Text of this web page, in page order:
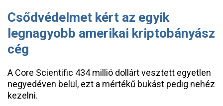
Csődvédelmet kért az egyik
legnagyobb amerikai kriptobányász
cég
A Core Scientific 434 millió dollárt vesztett egyetlen
negyedéven belül, ezt a mértékű bukást pedig nehéz
kezelni.